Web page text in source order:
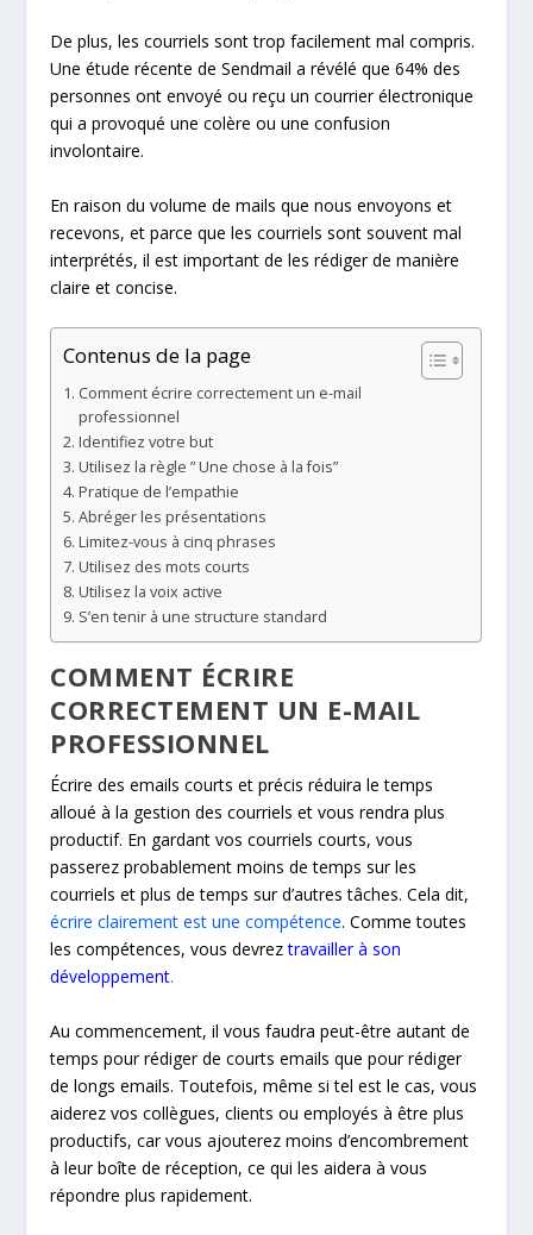
De plus, les courriels sont trop facilement mal compris.
Une étude récente de Sendmail a révélé que 64% des
personnes ont envoyé ou reçu un courrier électronique
qui a provoqué une colère ou une confusion
involontaire.
En raison du volume de mails que nous envoyons et
recevons, et parce que les courriels sont souvent mal
interprétés, il est important de les rédiger de manière
claire et concise.
Contenus de la page
Comment écrire correctement un e-mail
professionnel
Identifiez votre but
Utilisez la règle ” Une chose à la fois”
Pratique de l’empathie
Abréger les présentations
Limitez-vous à cinq phrases
Utilisez des mots courts
Utilisez la voix active
S’en tenir à une structure standard
COMMENT ÉCRIRE
CORRECTEMENT UN E-MAIL
PROFESSIONNEL
Écrire des emails courts et précis réduira le temps
alloué à la gestion des courriels et vous rendra plus
productif. En gardant vos courriels courts, vous
passerez probablement moins de temps sur les
courriels et plus de temps sur d’autres tâches. Cela dit,
écrire clairement est une compétence. Comme toutes
les compétences, vous devreztravailler à son
développement.
Au commencement, il vous faudra peut-être autant de
temps pour rédiger de courts emails que pour rédiger
de longs emails. Toutefois, même si tel est le cas, vous
aiderez vos collègues, clients ou employés à être plus
productifs, car vous ajouterez moins d’encombrement
à leur boîte de réception, ce qui les aidera à vous
répondre plus rapidement.